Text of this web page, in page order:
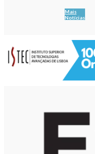
Mais
Notícias